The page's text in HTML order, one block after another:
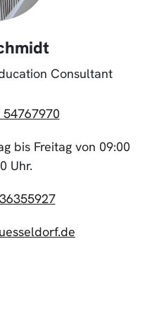
Consultant
bis Freitag von 09:00
Uhr.